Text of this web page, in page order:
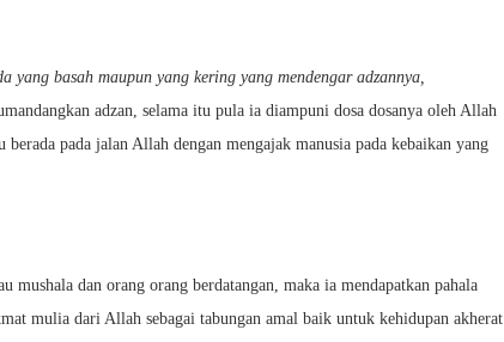
yang basah maupun yang kering yang mendengar adzannya,
adzan, selama itu pula ia diampuni dosa dosanya oleh Allah
pada jalan Allah dengan mengajak manusia pada kebaikan yang
mushala dan orang orang berdatangan, maka ia mendapatkan pahala
mulia dari Allah sebagai tabungan amal baik untuk kehidupan akherat